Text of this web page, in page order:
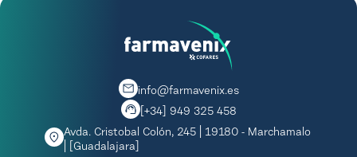
info@farmavenix.es
[+34] 949 325 458
Avda. Cristobal Colón, 245 | 19180 - Marchamalo
| [Guadalajara]